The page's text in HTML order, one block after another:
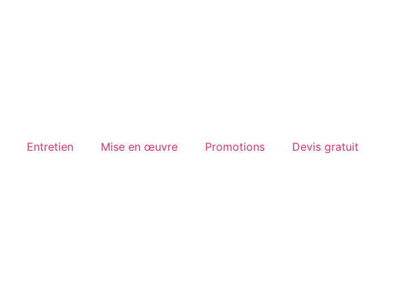
Entretien Mise en œuvre Promotions Devis gratuit